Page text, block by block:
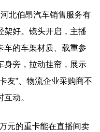
北伯昂汽车销售服务有
架好。镜头开启，主播
车的车架材质、载重参
身旁，拉动挂帘，展示
友”、物流企业采购商不
动。
元的重卡能在直播间卖